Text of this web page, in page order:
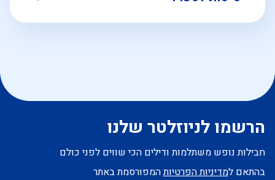
הרשמו לניוזלטר שלנו
חבילות נופש משתלמות ודילים הכי שווים לפני כולם
בהתאם למדיניות הפרטיותהמפורסמת באתר